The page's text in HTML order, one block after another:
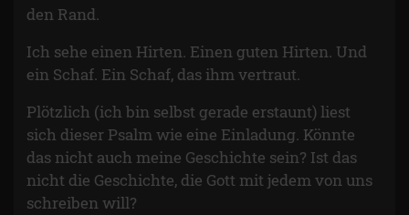
den Rand.
Ich sehe einen Hirten. Einen guten Hirten. Und
ein Schaf. Ein Schaf, das ihm vertraut.
Plötzlich (ich bin selbst gerade erstaunt) liest
sich dieser Psalm wie eine Einladung. Könnte
das nicht auch meine Geschichte sein? Ist das
nicht die Geschichte, die Gott mit jedem von uns
schreiben will?